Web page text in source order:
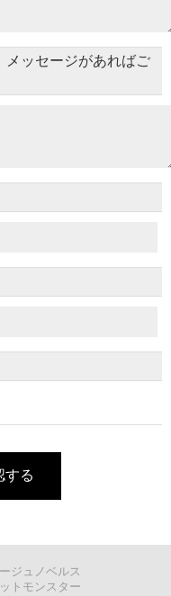
メッセージがあればご
する
ジュノベルス
トモンスター